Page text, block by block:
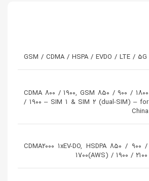
GSM / CDMA / HSPA / EVDO / LTE / 5G
CDMA 800 / 1900, GSM 850 / 900 / 1800
/ 1900 – SIM 1 & SIM 2 (dual-SIM) – for
China
CDMA2000 1xEV-DO, HSDPA 850 / 900 /
1700(AWS) / 1900 / 2100